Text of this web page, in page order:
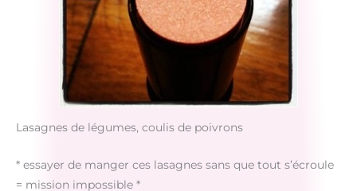
Lasagnes de légumes, coulis de poivrons
* essayer de manger ces lasagnes sans que tout s’écroule
= mission impossible *